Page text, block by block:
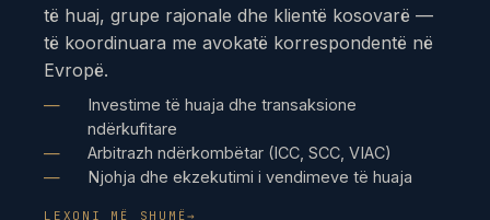
të huaj, grupe rajonale dhe klientë kosovarë —
të koordinuara me avokatë korrespondentë në
Evropë.
Investime të huaja dhe transaksione
ndërkufitare
Arbitrazh ndërkombëtar (ICC, SCC, VIAC)
Njohja dhe ekzekutimi i vendimeve të huaja
LEXONI MË SHUMË→